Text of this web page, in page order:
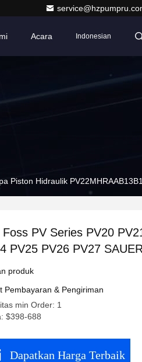
Acara Indonesian
Piston Hidraulik
Foss PV Series PV20
PV25 PV26 PV27
PV22MHRAAB13B10
produk
Pembayaran & Pengiriman
min Order: 1
$398-688
Dapatkan Harga Terbaik